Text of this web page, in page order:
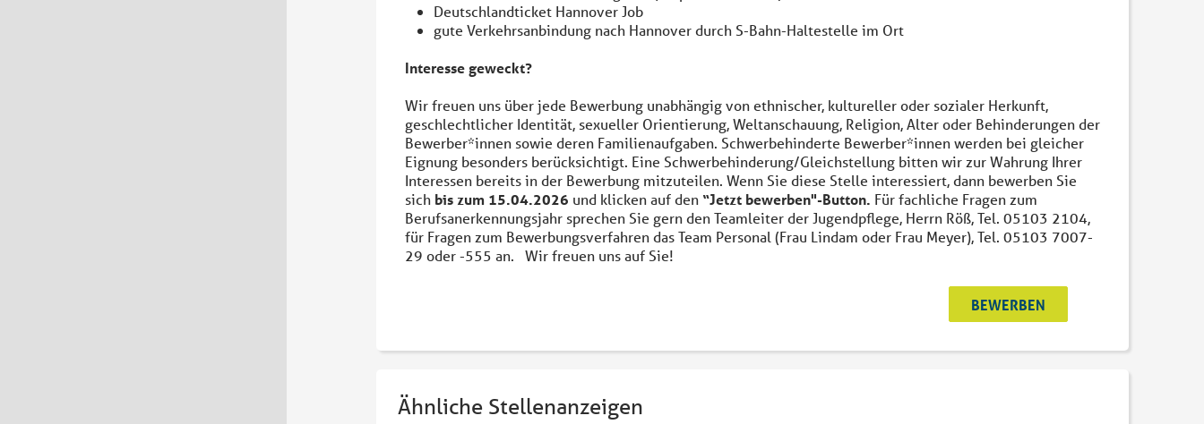
Deutschlandticket Hannover Job
gute Verkehrsanbindung nach Hannover durch S-Bahn-Haltestelle im Ort
Interesse geweckt?
Wir freuen uns über jede Bewerbung unabhängig von ethnischer, kultureller oder sozialer Herkunft,
geschlechtlicher Identität, sexueller Orientierung, Weltanschauung, Religion, Alter oder Behinderungen der
Bewerber*innen sowie deren Familienaufgaben. Schwerbehinderte Bewerber*innen werden bei gleicher
Eignung besonders berücksichtigt. Eine Schwerbehinderung/Gleichstellung bitten wir zur Wahrung Ihrer
Interessen bereits in der Bewerbung mitzuteilen. Wenn Sie diese Stelle interessiert, dann bewerben Sie
sich bis zum 15.04.2026 und klicken auf den “Jetzt bewerben"-Button. Für fachliche Fragen zum
Berufsanerkennungsjahr sprechen Sie gern den Teamleiter der Jugendpflege, Herrn Röß, Tel. 05103 2104,
für Fragen zum Bewerbungsverfahren das Team Personal (Frau Lindam oder Frau Meyer), Tel. 05103 7007-
29 oder -555 an. Wir freuen uns auf Sie!
BEWERBEN
Ähnliche Stellenanzeigen